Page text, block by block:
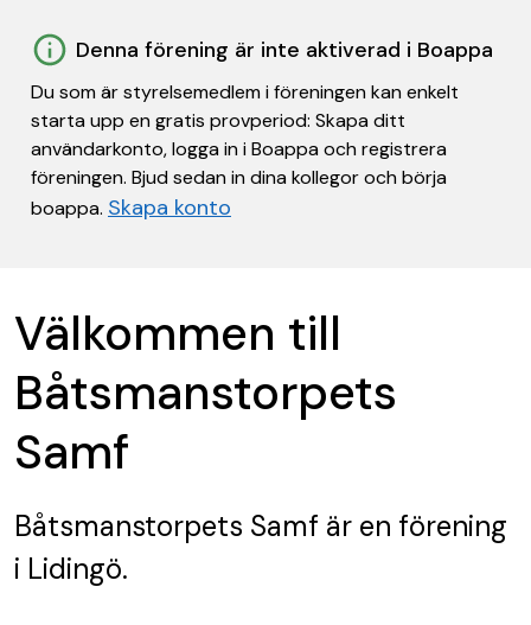
Denna förening är inte aktiverad i Boappa
Du som är styrelsemedlem i föreningen kan enkelt
starta upp en gratis provperiod: Skapa ditt
användarkonto, logga in i Boappa och registrera
föreningen. Bjud sedan in dina kollegor och börja
boappa. Skapa konto
Välkommen till
Båtsmanstorpets
Samf
Båtsmanstorpets Samf är en förening
i Lidingö.